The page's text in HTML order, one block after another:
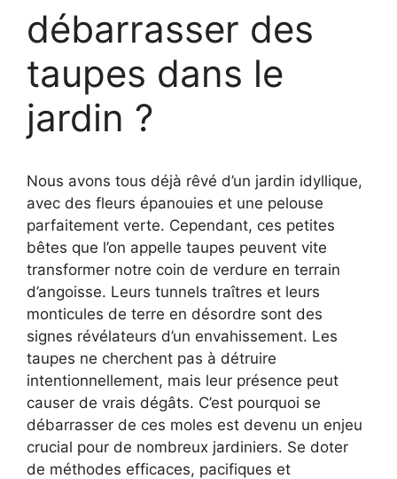
débarrasser des
taupes dans le
jardin ?
Nous avons tous déjà rêvé d’un jardin idyllique,
avec des fleurs épanouies et une pelouse
parfaitement verte. Cependant, ces petites
bêtes que l’on appelle taupes peuvent vite
transformer notre coin de verdure en terrain
d’angoisse. Leurs tunnels traîtres et leurs
monticules de terre en désordre sont des
signes révélateurs d’un envahissement. Les
taupes ne cherchent pas à détruire
intentionnellement, mais leur présence peut
causer de vrais dégâts. C’est pourquoi se
débarrasser de ces moles est devenu un enjeu
crucial pour de nombreux jardiniers. Se doter
de méthodes efficaces, pacifiques et